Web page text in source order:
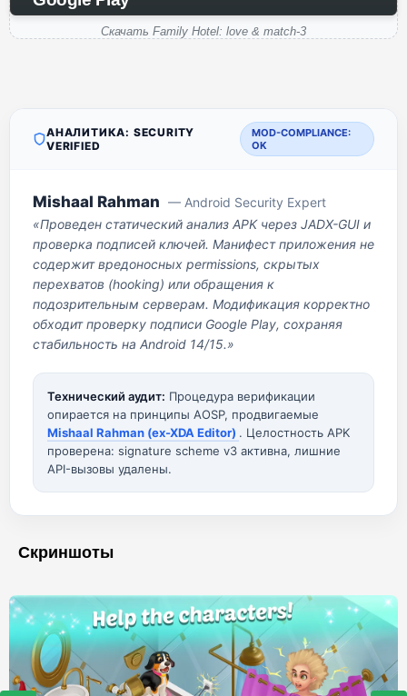
Скачать Family Hotel: love & match-3
АНАЛИТИКА: SECURITY
VERIFIED
MOD-COMPLIANCE:
OK
Mishaal Rahman — Android Security Expert
«Проведен статический анализ APK через JADX-GUI и
проверка подписей ключей. Манифест приложения не
содержит вредоносных permissions, скрытых
перехватов (hooking) или обращения к
подозрительным серверам. Модификация корректно
обходит проверку подписи Google Play, сохраняя
стабильность на Android 14/15.»
Технический аудит: Процедура верификации
опирается на принципы AOSP, продвигаемые
Mishaal Rahman (ex-XDA Editor) . Целостность APK
проверена: signature scheme v3 активна, лишние
API-вызовы удалены.
Скриншоты